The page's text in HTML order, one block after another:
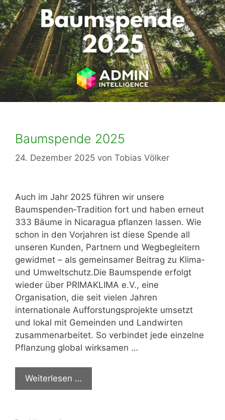
Baumspende 2025
24. Dezember 2025 von Tobias Völker
Auch im Jahr 2025 führen wir unsere
Baumspenden‑Tradition fort und haben erneut
333 Bäume in Nicaragua pflanzen lassen. Wie
schon in den Vorjahren ist diese Spende all
unseren Kunden, Partnern und Wegbegleitern
gewidmet – als gemeinsamer Beitrag zu Klima‑
und Umweltschutz.Die Baumspende erfolgt
wieder über PRIMAKLIMA e.V., eine
Organisation, die seit vielen Jahren
internationale Aufforstungsprojekte umsetzt
und lokal mit Gemeinden und Landwirten
zusammenarbeitet. So verbindet jede einzelne
Pflanzung global wirksamen …
Weiterlesen …